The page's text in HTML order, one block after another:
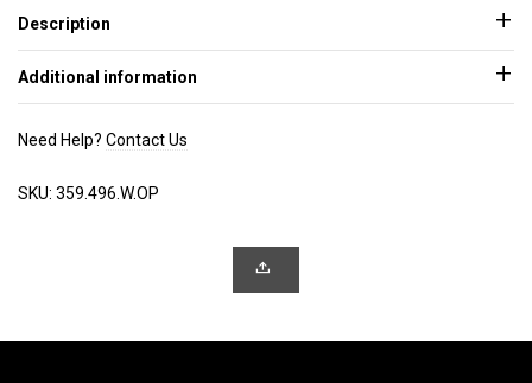
Description
Additional information
Need Help? Contact Us
SKU: 359.496.W.OP